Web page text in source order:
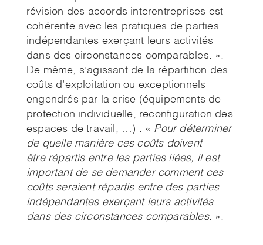
révision des accords interentreprises est
cohérente avec les pratiques de parties
indépendantes exerçant leurs activités
dans des circonstances comparables. ».
De même, s’agissant de la répartition des
coûts d’exploitation ou exceptionnels
engendrés par la crise (équipements de
protection individuelle, reconfiguration des
espaces de travail, …) : « Pour déterminer
de quelle manière ces coûts doivent
être répartis entre les parties liées, il est
important de se demander comment ces
coûts seraient répartis entre des parties
indépendantes exerçant leurs activités
dans des circonstances comparables. ».